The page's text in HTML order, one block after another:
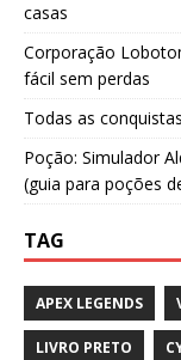
casas
Corporação
fácil sem perdas
Todas as
Poção: Simulador
(guia para poções
TAG
APEX LEGENDS
LIVRO PRETO